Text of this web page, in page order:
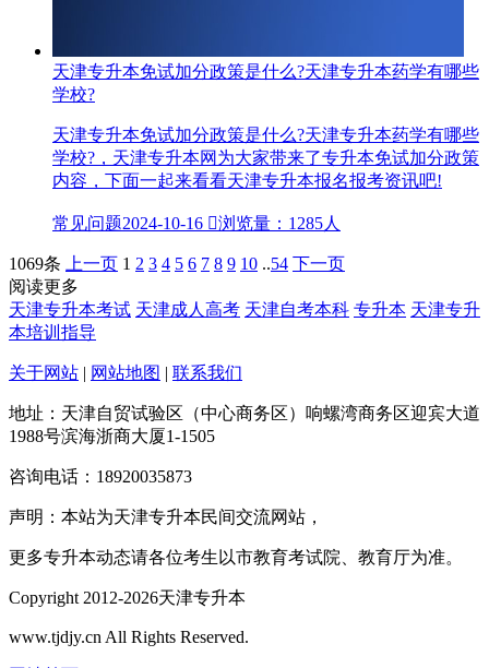
天津专升本免试加分政策是什么?天津专升本药学有哪些
学校?
天津专升本免试加分政策是什么?天津专升本药学有哪些
学校?，天津专升本网为大家带来了专升本免试加分政策
内容，下面一起来看看天津专升本报名报考资讯吧!
常见问题2024-10-16 浏览量：1285人
1069条 上一页 1 2 3 4 5 6 7 8 9 10 ..54 下一页
阅读更多
天津专升本考试 天津成人高考 天津自考本科 专升本 天津专升
本培训指导
关于网站 | 网站地图 | 联系我们
地址：天津自贸试验区（中心商务区）响螺湾商务区迎宾大道
1988号滨海浙商大厦1-1505
咨询电话：18920035873
声明：本站为天津专升本民间交流网站，
更多专升本动态请各位考生以市教育考试院、教育厅为准。
Copyright 2012-2026天津专升本
www.tjdjy.cn All Rights Reserved.